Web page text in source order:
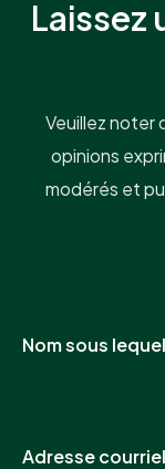
Laissez
Veuillez noter
opinions
modérés et
Nom sous
Adresse courriel